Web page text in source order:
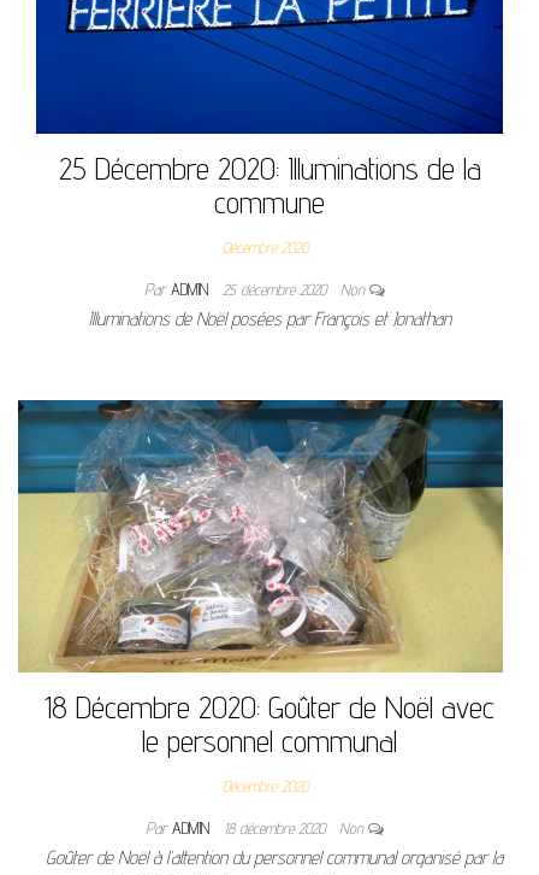
25 Décembre 2020: Illuminations de la
commune
Décembre 2020
ParADMIN 25 décembre 2020 Non
Illuminations de Noël posées par François et Jonathan
18 Décembre 2020: Goûter de Noël avec
le personnel communal
Décembre 2020
ParADMIN 18 décembre 2020 Non
Goûter de Noël à l’attention du personnel communal organisé par la